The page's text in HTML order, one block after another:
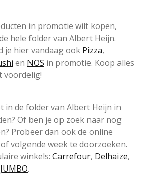
in promotie wilt kopen,
hele folder van Albert Heijn.
je hier vandaag ook Pizza,
en NOS in promotie. Koop alles
voordelig!
in de folder van Albert Heijn in
Of ben je op zoek naar nog
Probeer dan ook de online
volgende week te doorzoeken.
winkels: Carrefour, Delhaize,
JUMBO.